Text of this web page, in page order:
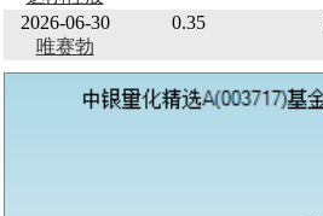
2026-06-30
唯赛勃
0.35